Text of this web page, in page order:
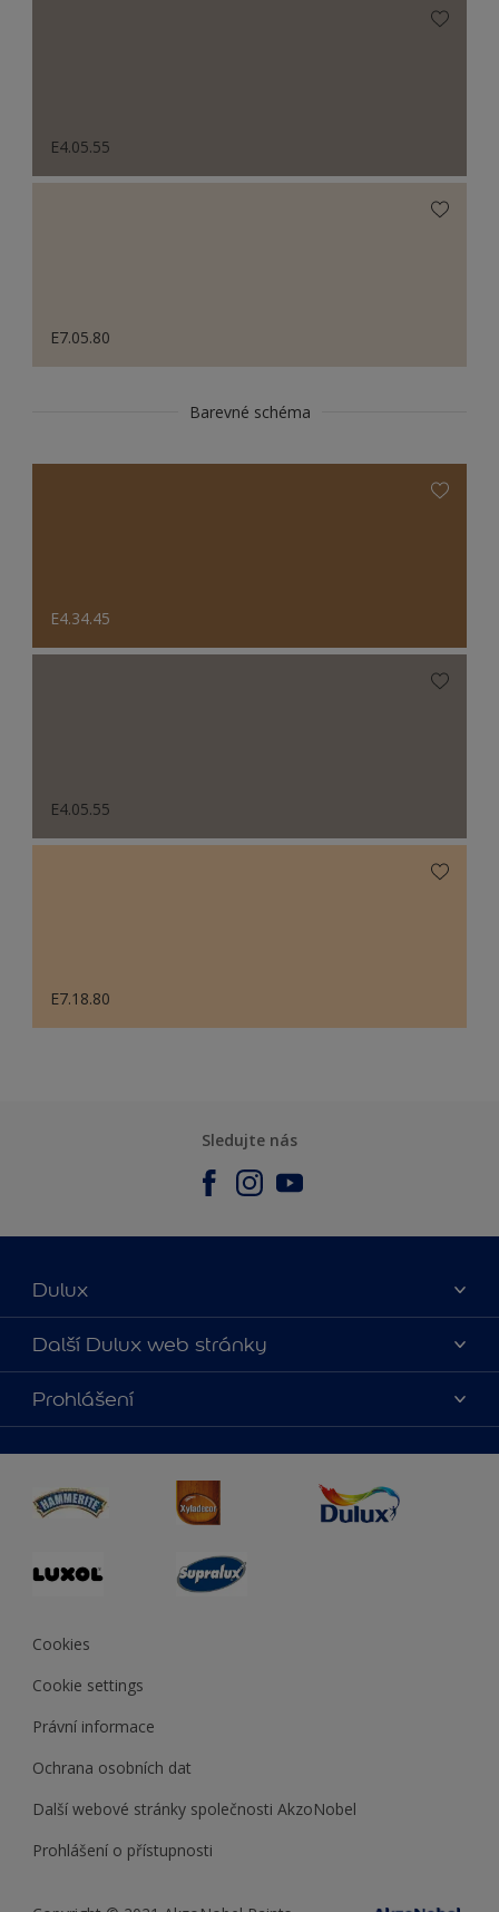
E4.05.55
E7.05.80
Barevné schéma
E4.34.45
E4.05.55
E7.18.80
Sledujte nás
Dulux
O nás
Kontaktujte nás
Najít obchod
Další Dulux web stránky
duluxmalir.cz
duluxmaliar.sk
duluxprodejnabarev.cz
duluxpredajnafarieb.sk
Prohlášení
Cookies
Cookie settings
Právní informace
Ochrana osobních dat
Další webové stránky společnosti AkzoNobel
Prohlášení o přístupnosti